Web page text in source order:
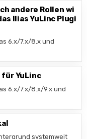
andere Rollen wi
Ilias YuLinc Plugi
6.x/7.x/8.x und
YuLinc
6.x/7.x/8.x/9.x und
systemweit